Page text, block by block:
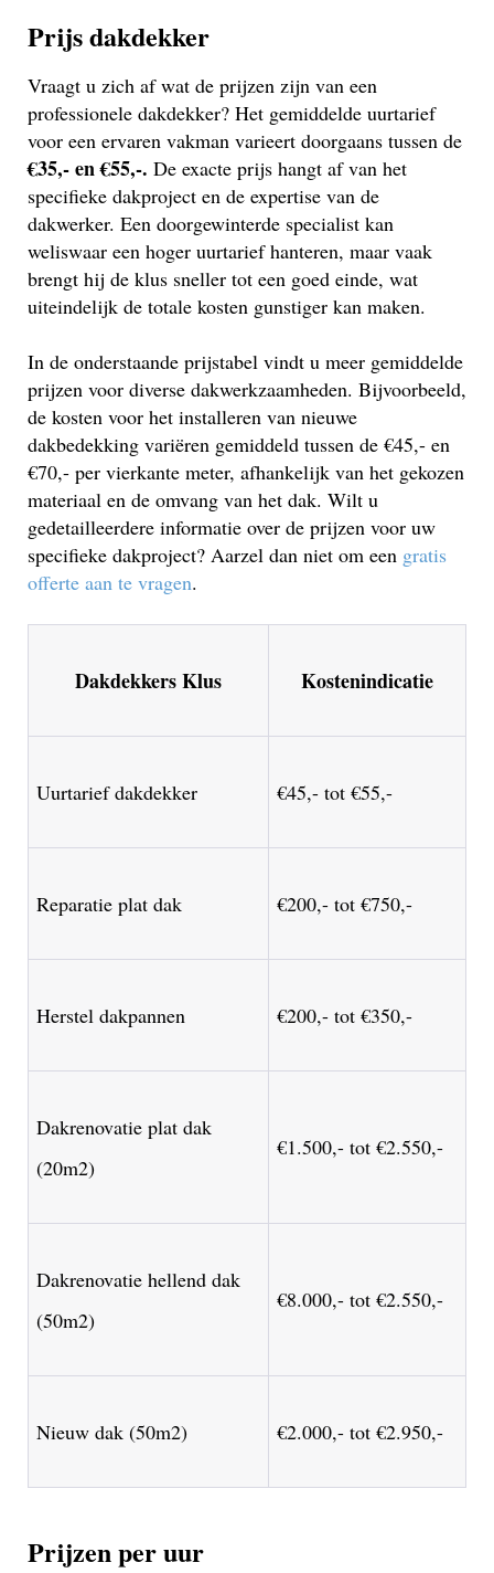
Prijs dakdekker
Vraagt u zich af wat de prijzen zijn van een
professionele dakdekker? Het gemiddelde uurtarief
voor een ervaren vakman varieert doorgaans tussen de
€35,- en €55,-. De exacte prijs hangt af van het
specifieke dakproject en de expertise van de
dakwerker. Een doorgewinterde specialist kan
weliswaar een hoger uurtarief hanteren, maar vaak
brengt hij de klus sneller tot een goed einde, wat
uiteindelijk de totale kosten gunstiger kan maken.
In de onderstaande prijstabel vindt u meer gemiddelde
prijzen voor diverse dakwerkzaamheden. Bijvoorbeeld,
de kosten voor het installeren van nieuwe
dakbedekking variëren gemiddeld tussen de €45,- en
€70,- per vierkante meter, afhankelijk van het gekozen
materiaal en de omvang van het dak. Wilt u
gedetailleerdere informatie over de prijzen voor uw
specifieke dakproject? Aarzel dan niet om een gratis
offerte aan te vragen.
Dakdekkers Klus Kostenindicatie
Uurtarief dakdekker €45,- tot €55,-
Reparatie plat dak €200,- tot €750,-
Herstel dakpannen €200,- tot €350,-
Dakrenovatie plat dak
(20m2)
€1.500,- tot €2.550,-
Dakrenovatie hellend dak
(50m2)
€8.000,- tot €2.550,-
Nieuw dak (50m2) €2.000,- tot €2.950,-
Prijzen per uur